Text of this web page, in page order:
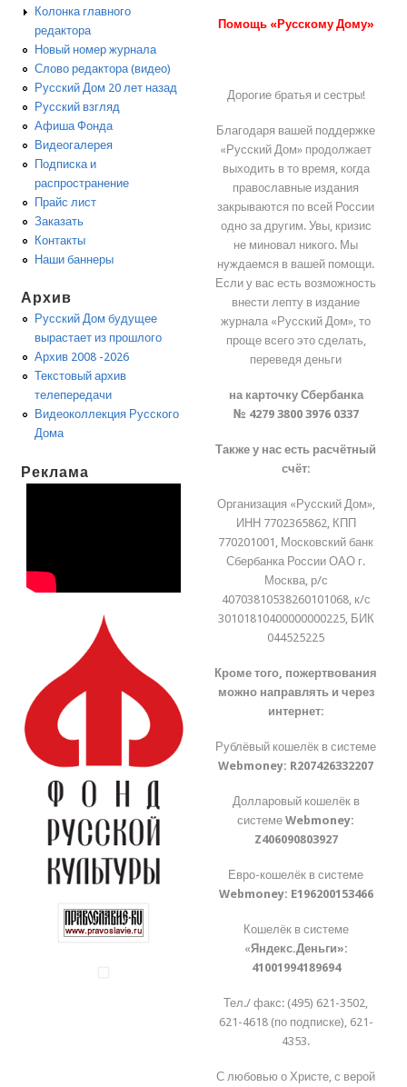
Колонка главного
редактора
Новый номер журнала
Слово редактора (видео)
Русский Дом 20 лет назад
Русский взгляд
Афиша Фонда
Видеогалерея
Подписка и
распространение
Прайс лист
Заказать
Контакты
Наши баннеры
Архив
Русский Дом будущее
вырастает из прошлого
Архив 2008 -2026
Текстовый архив
телепередачи
Видеоколлекция Русского
Дома
Реклама
Помощь «Русскому Дому»
Дорогие братья и сестры!
Благодаря вашей поддержке
«Русский Дом» продолжает
выходить в то время, когда
православные издания
закрываются по всей России
одно за другим. Увы, кризис
не миновал никого. Мы
нуждаемся в вашей помощи.
Если у вас есть возможность
внести лепту в издание
журнала «Русский Дом», то
проще всего это сделать,
переведя деньги
на карточку Сбербанка
№ 4279 3800 3976 0337
Также у нас есть расчётный
счёт:
Организация «Русский Дом»,
ИНН 7702365862, КПП
770201001, Московский банк
Сбербанка России ОАО г.
Москва, р/с
40703810538260101068, к/с
30101810400000000225, БИК
044525225
Кроме того, пожертвования
можно направлять и через
интернет:
Рублёвый кошелёк в системе
Webmoney: R207426332207
Долларовый кошелёк в
системеWebmoney:
Z406090803927
Евро-кошелёк в системе
Webmoney: E196200153466
Кошелёк в системе
«Яндекс.Деньги»:
41001994189694
Тел./ факс: (495) 621-3502,
621-4618 (по подписке), 621-
4353.
С любовью о Христе, с верой